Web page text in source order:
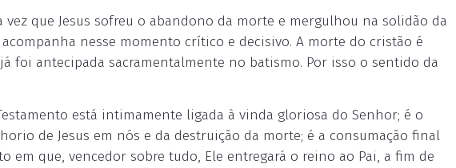
que Jesus sofreu o abandono da morte e mergulhou na solidão da
nesse momento crítico e decisivo. A morte do cristão é
foi antecipada sacramentalmente no batismo. Por isso o sentido da
está intimamente ligada à vinda gloriosa do Senhor; é o
de Jesus em nós e da destruição da morte; é a consumação final
em que, vencedor sobre tudo, Ele entregará o reino ao Pai, a fim de